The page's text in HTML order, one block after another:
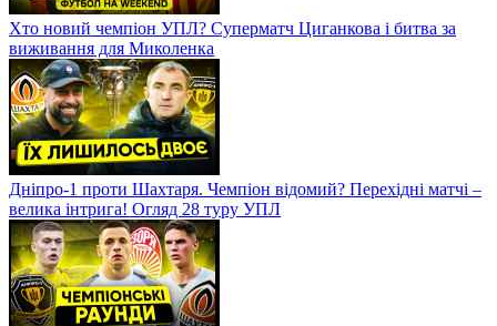
Хто новий чемпіон УПЛ? Суперматч Циганкова і битва за
виживання для Миколенка
Дніпро-1 проти Шахтаря. Чемпіон відомий? Перехідні матчі –
велика інтрига! Огляд 28 туру УПЛ